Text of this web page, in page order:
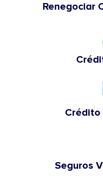
Renegociar
Crédito
Seguros